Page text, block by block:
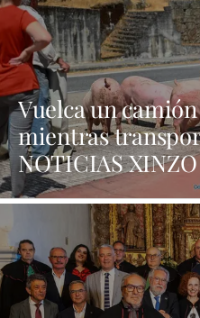
Vuelca un
mientras
NOTICIAS XINZO